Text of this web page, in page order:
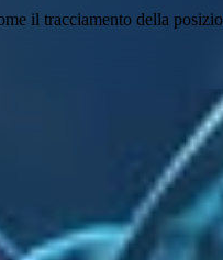
il tracciamento della